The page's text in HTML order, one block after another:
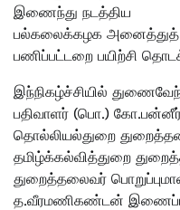
இணைந்து நடத்திய
பல்கலைக்கழக அனைத்துத்
பணிப்பட்டறை பயிற்சி
இந்நிகழ்ச்சியில்
பதிவாளர் (பொ.)
தொல்லியல்துறை
தமிழ்க்கல்வித்துறை
துறைத்தலைவர்
த.வீரமணிகண்டன்